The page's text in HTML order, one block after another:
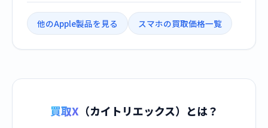
他のApple製品を見る スマホの買取価格一覧
買取X （カイトリエックス）とは？